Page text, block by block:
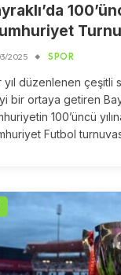
2025 SPOR
yıl düzenlenen çeşitli
bir ortaya getiren
100’üncü
Futbol